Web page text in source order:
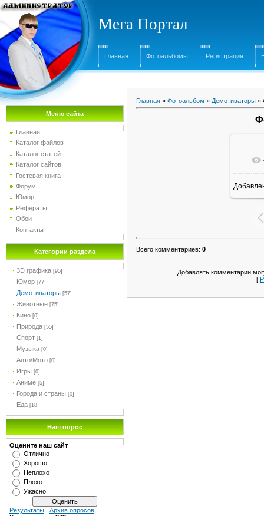
Мега Портал
Главная Фотоальбомы Регистрация
Меню сайта
Главная
Каталог файлов
Каталог статей
Каталог сайтов
Гостевая книга
Форум
Юмор
Рефераты
Обои
Контакты
Категории раздела
3D графика [95]
Юмор [77]
Демотиваторы [57]
Животные [75]
Кино [0]
Природа [55]
Спорт [1]
Музыка [0]
Авто/Мото [0]
Игры [0]
Аниме [5]
Города и страны [0]
Еда [18]
Наш опрос
Оцените наш сайт
Отлично
Хорошо
Неплохо
Плохо
Ужасно
Результаты | Архив опросов
Главная » Фотоальбом » Демотиваторы »
Всего комментариев: 0
Добавлять комментарии
[